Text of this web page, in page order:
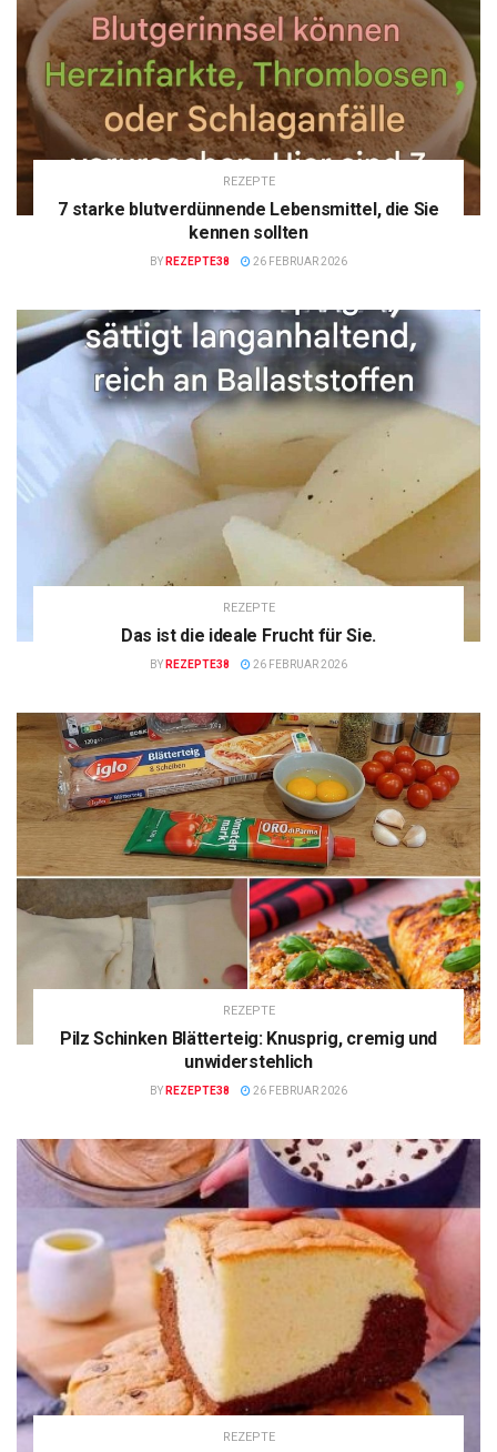
REZEPTE
7 starke blutverdünnende Lebensmittel, die Sie
kennen sollten
BY REZEPTE38 26 FEBRUAR 2026
REZEPTE
Das ist die ideale Frucht für Sie.
BY REZEPTE38 26 FEBRUAR 2026
REZEPTE
Pilz Schinken Blätterteig: Knusprig, cremig und
unwiderstehlich
BY REZEPTE38 26 FEBRUAR 2026
REZEPTE